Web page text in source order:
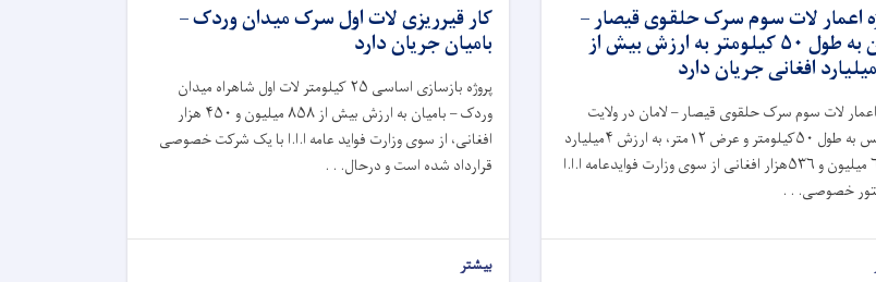
اعمار لات سوم سرک حلقوی قیصار –
لامان به طول ۵۰ کیلومتر به ارزش بیش از
اعمار لات سوم سرک حلقوی قیصار – لامان در ولایت
بادغیس به طول ۵۰کیلومتر و عرض ۱۲متر، به ارزش ۴میلیارد
و ۶۵۲ میلیون و ۵۳۶هزار افغانی از سوی وزارت فوایدعامه ا.ا.ا
خصوصی. . .
کار قیرریزی لات اول سرک میدان وردک –
بامیان جریان دارد
پروژه بازسازی اساسی ۲۵کیلومتر لات اول شاهراه میدان
وردک – بامیان به ارزش بیش از۸۵۸میلیون و ۴۵۰ هزار
افغانی، از سوی وزارت فواید عامه ا.ا.ا با یک شرکت خصوصی
قرارداد شده است و درحال. . .
بیشتر